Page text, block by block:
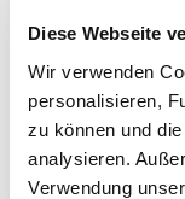
Diese Webseite
Wir verwenden
personalisieren,
zu können und
analysieren.
Verwendung